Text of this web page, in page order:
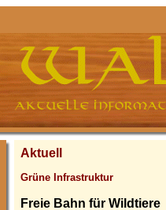
Aktuell
Grüne Infrastruktur
Freie Bahn für Wildtiere